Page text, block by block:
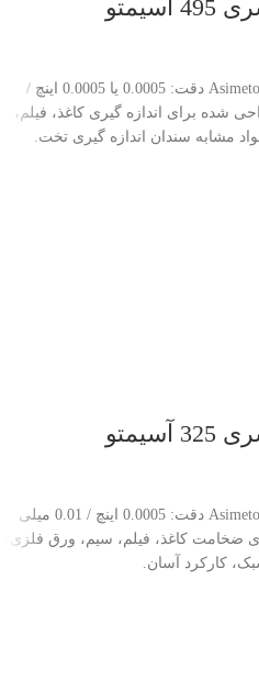
Asimeto Digital Thickness Gauges Series 495 دقت: 0.0005 یا 0.0005 اینچ /
میلی متر طراحی شده برای اندازه گیری کاغذ، فیلم،
مشابه سندان اندازه گیری تخت.
Asimeto Digital Thickness Gauges Series 325 دقت: 0.0005 اینچ / 0.01 میلی
ضخامت کاغذ، فیلم، سیم، ورق فلزی،
کارکرد آسان.